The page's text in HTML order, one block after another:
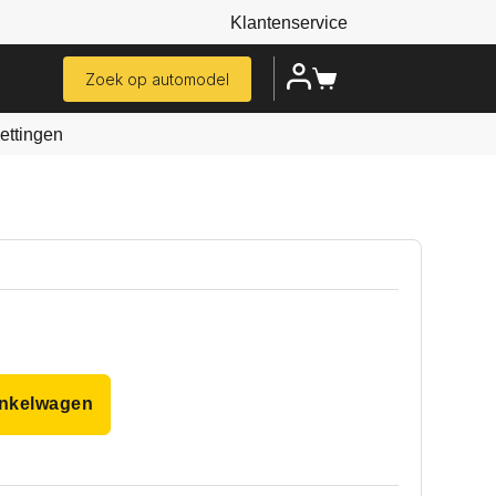
Klantenservice
Zoek op automodel